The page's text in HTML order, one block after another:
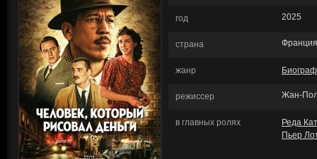
год 2025
страна Франция
жанр
режиссер Жан-
в главных ролях
Реда
Пьер